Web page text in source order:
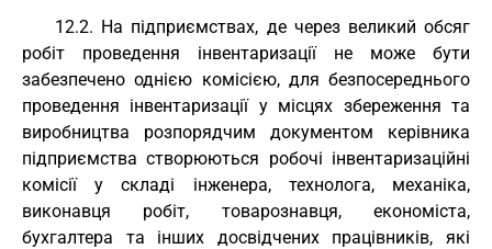
12.2. На підприємствах, де через великий обсяг
робіт проведення інвентаризації не може бути
забезпечено однією комісією, для безпосереднього
проведення інвентаризації у місцях збереження та
виробництва розпорядчим документом керівника
підприємства створюються робочі інвентаризаційні
комісії у складі інженера, технолога, механіка,
виконавця робіт, товарознавця, економіста,
бухгалтера та інших досвідчених працівників, які